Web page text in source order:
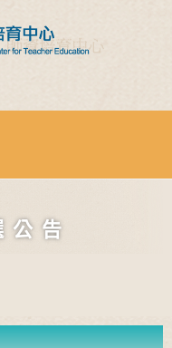
公告